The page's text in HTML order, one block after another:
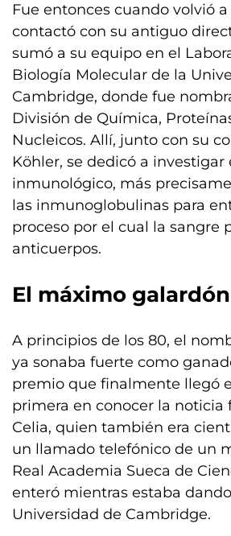
Fue entonces cuando volvió
contactó con su antiguo
sumó a su equipo en el
Biología Molecular de la
Cambridge, donde fue
División de Química,
Nucleicos. Allí, junto con su
Köhler, se dedicó a investigar
inmunológico, más
las inmunoglobulinas para
proceso por el cual la sangre
anticuerpos.
El máximo galardón
A principios de los 80, el
ya sonaba fuerte como
premio que finalmente llegó
primera en conocer la noticia
Celia, quien también era
un llamado telefónico de un
Real Academia Sueca de
enteró mientras estaba
Universidad de Cambridge.